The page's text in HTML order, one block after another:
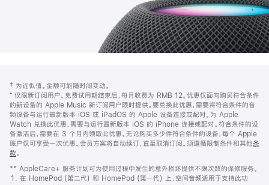
页
页
脚
注
‡ 为近似值。金额可能随时间变动。
⁺ 仅限新订阅用户。免费试用期结束后，每月收费为 RMB 12。优惠仅面向购买符合条件
的新设备的 Apple Music 新订阅用户限时提供。要兑换此优惠，需要将符合条件的音
频设备与运行最新版本 iOS 或 iPadOS 的 Apple 设备连接或配对。为 Apple
Watch 兑换此优惠，需要与运行最新版本 iOS 的 iPhone 连接或配对。符合条件的设
备激活后，需要在 3 个月内领取此优惠。无论购买多少件符合条件的设备，每个 Apple
账户仅可享受一次优惠。会员方案将自动续订，直至取消订阅。须遵循限制条件和其他条
款。
窗
口
** AppleCare+ 服务计划可为使用过程中发生的意外损坏提供不限次数的保修服务。
在 HomePod (第二代) 和 HomePod (第一代) 上，空间音频适用于支持此功